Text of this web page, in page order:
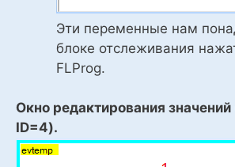
Эти переменные нам
блоке отслеживания
FLProg.
Окно редактирования значений
ID=4).